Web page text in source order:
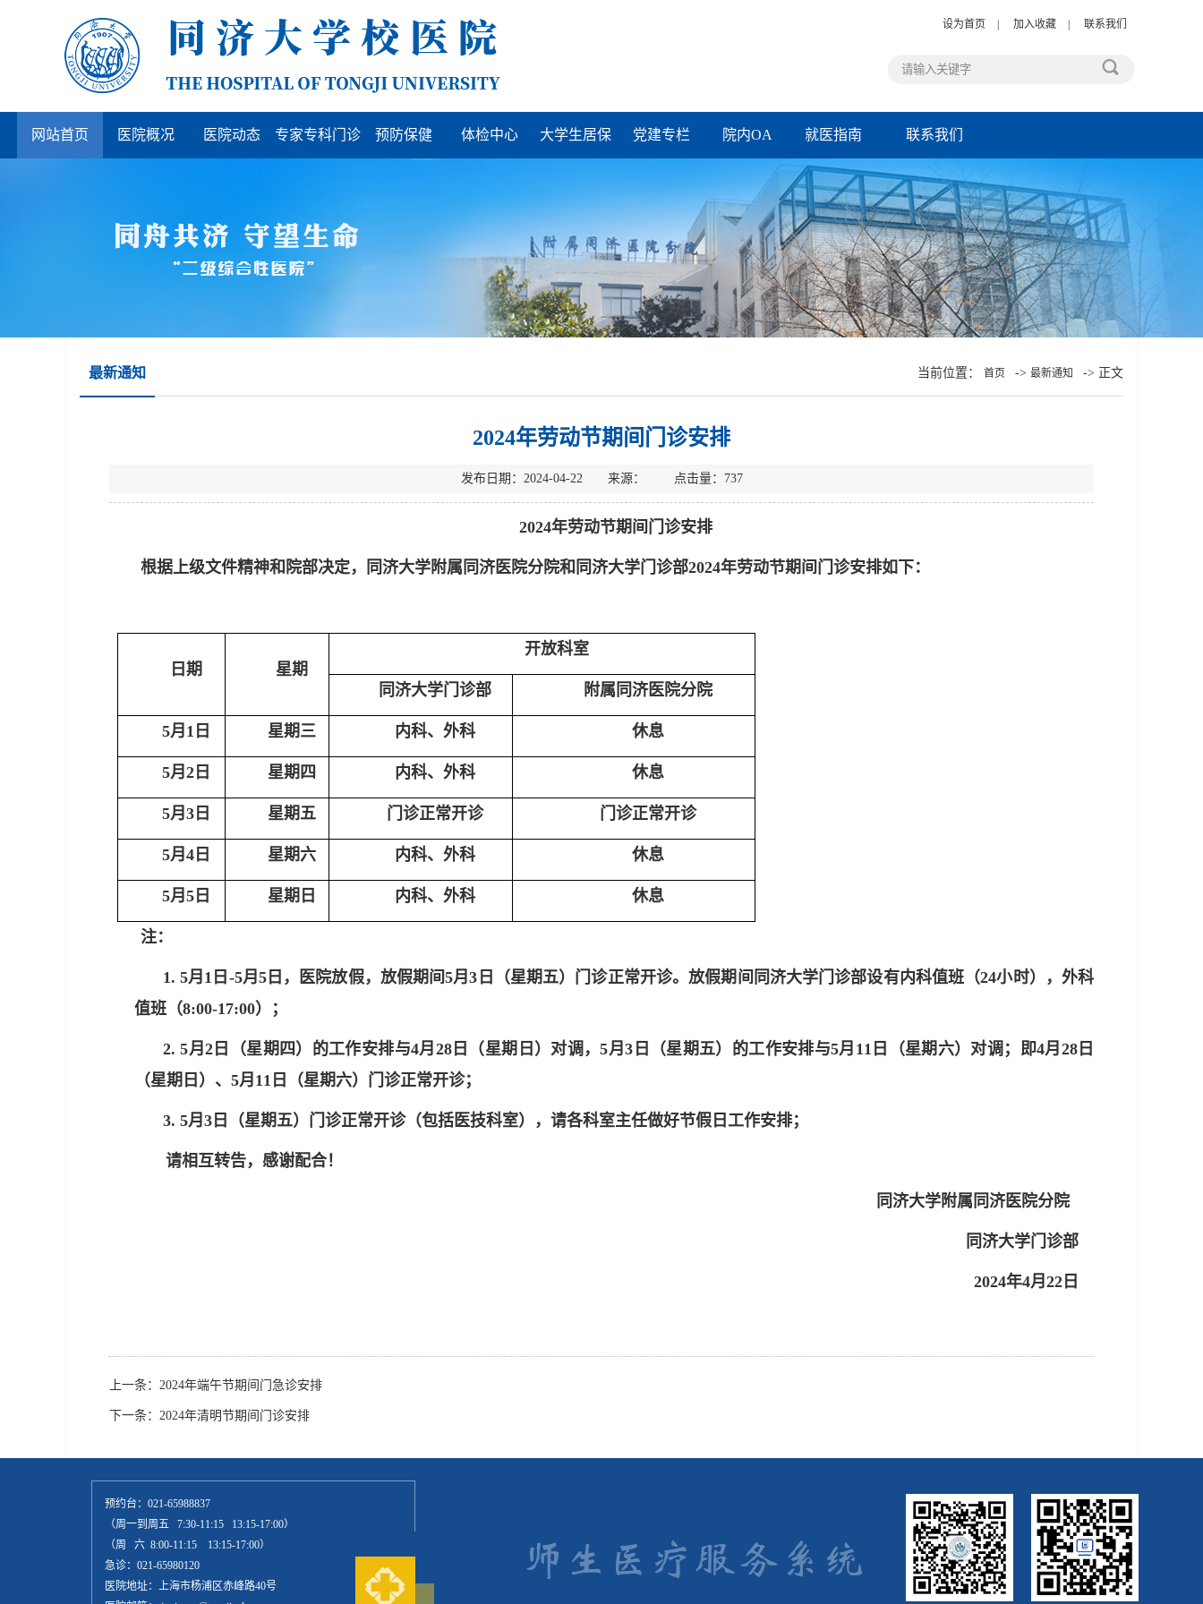
设为首页 加入收藏 联系我们
网站首页 医院概况 医院动态 专家专科门诊 预防保健 体检中心 大学生居保 党建专栏 院内OA 就医指南 联系我们
最新通知 当前位置： 首页 -> 最新通知 -> 正文
2024年劳动节期间门诊安排
发布日期：2024-04-22 来源： 点击量： 737
2024年劳动节期间门诊安排
根据上级文件精神和院部决定，同济大学附属同济医院分院和同济大学门诊部2024年劳动节期间门诊安排如下：
日期 星期
开放科室
同济大学门诊部 附属同济医院分院
5月1日 星期三 内科、外科 休息
5月2日 星期四 内科、外科 休息
5月3日 星期五 门诊正常开诊 门诊正常开诊
5月4日 星期六 内科、外科 休息
5月5日 星期日 内科、外科 休息
注：
1. 5月1日-5月5日，医院放假，放假期间5月3日（星期五）门诊正常开诊。放假期间同济大学门诊部设有内科值班（24小时），外科
值班（8:00-17:00）；
2. 5月2日（星期四）的工作安排与4月28日（星期日）对调，5月3日（星期五）的工作安排与5月11日（星期六）对调；即4月28日
（星期日）、5月11日（星期六）门诊正常开诊；
3. 5月3日（星期五）门诊正常开诊（包括医技科室），请各科室主任做好节假日工作安排；
请相互转告，感谢配合！
同济大学附属同济医院分院
同济大学门诊部
2024年4月22日
上一条： 2024年端午节期间门急诊安排
下一条： 2024年清明节期间门诊安排
预约台：021-65988837
（周一到周五 7:30-11:15 13:15-17:00）
（周 六 8:00-11:15 13:15-17:00）
急诊：021-65980120
医院地址：上海市杨浦区赤峰路40号